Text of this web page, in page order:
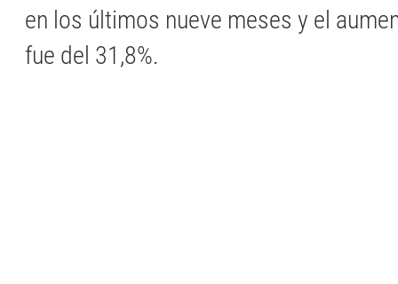
en los últimos nueve meses y el
fue del 31,8%.